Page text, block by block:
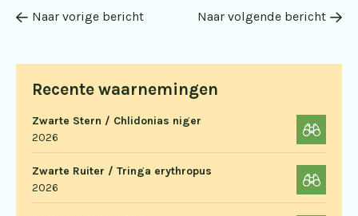
Recente waarnemingen
Zwarte Stern / Chlidonias niger
2026
Zwarte Ruiter / Tringa erythropus
2026
Naar vorige bericht Naar volgende bericht